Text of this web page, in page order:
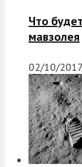
Что
мавзолея
02/10/2017